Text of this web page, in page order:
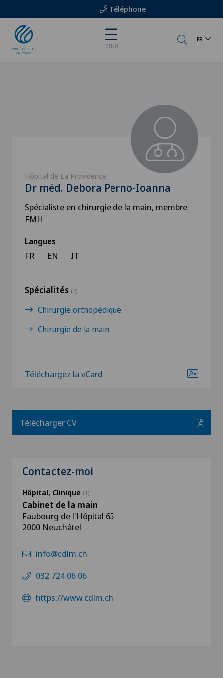
Téléphone
MENU
FR
Hôpital de La Providence
Dr méd. Debora Perno-Ioanna
Spécialiste en chirurgie de la main, membre
FMH
Langues
FR EN IT
Spécialités (2)
Chirurgie orthopédique
Chirurgie de la main
Téléchargez la vCard
Télécharger CV
Contactez-moi
Hôpital, Clinique (1)
Cabinet de la main
Faubourg de l'Hôpital 65
2000 Neuchâtel
info@cdlm.ch
032 724 06 06
https://www.cdlm.ch